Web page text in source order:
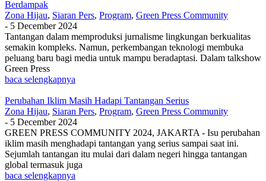
Berdampak
Zona Hijau, Siaran Pers, Program, Green Press Community
- 5 December 2024
Tantangan dalam memproduksi jurnalisme lingkungan berkualitas
semakin kompleks. Namun, perkembangan teknologi membuka
peluang baru bagi media untuk mampu beradaptasi. Dalam talkshow
Green Press
baca selengkapnya
Perubahan Iklim Masih Hadapi Tantangan Serius
Zona Hijau, Siaran Pers, Program, Green Press Community
- 5 December 2024
GREEN PRESS COMMUNITY 2024, JAKARTA - Isu perubahan
iklim masih menghadapi tantangan yang serius sampai saat ini.
Sejumlah tantangan itu mulai dari dalam negeri hingga tantangan
global termasuk juga
baca selengkapnya